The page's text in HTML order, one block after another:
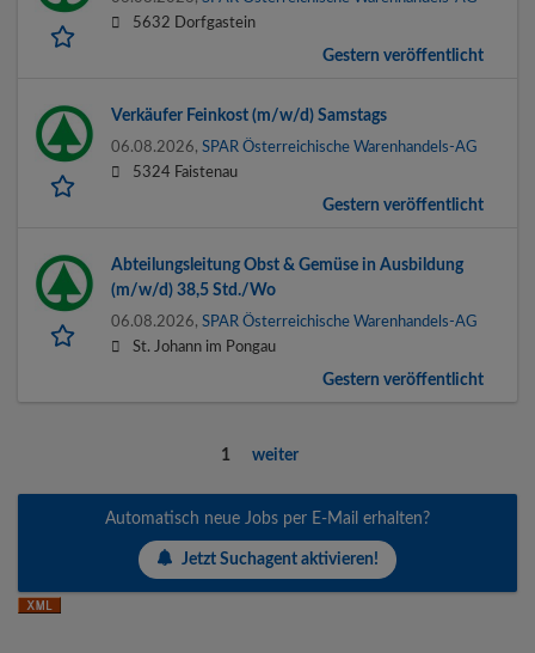
5632 Dorfgastein
Gestern veröffentlicht
Verkäufer Feinkost (m/w/d) Samstags
06.08.2026, SPAR Österreichische Warenhandels-AG
5324 Faistenau
Gestern veröffentlicht
Abteilungsleitung Obst & Gemüse in Ausbildung
(m/w/d) 38,5 Std./Wo
06.08.2026, SPAR Österreichische Warenhandels-AG
St. Johann im Pongau
Gestern veröffentlicht
1 weiter
Automatisch neue Jobs per E-Mail erhalten?
Jetzt Suchagent aktivieren!